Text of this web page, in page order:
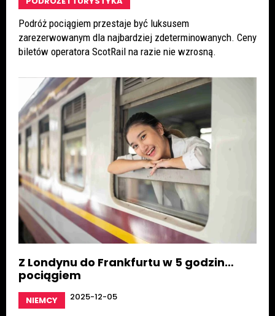
Podróż pociągiem przestaje być luksusem
zarezerwowanym dla najbardziej zdeterminowanych. Ceny
biletów operatora ScotRail na razie nie wzrosną.
Z Londynu do Frankfurtu w 5 godzin…
pociągiem
NIEMCY 2025-12-05